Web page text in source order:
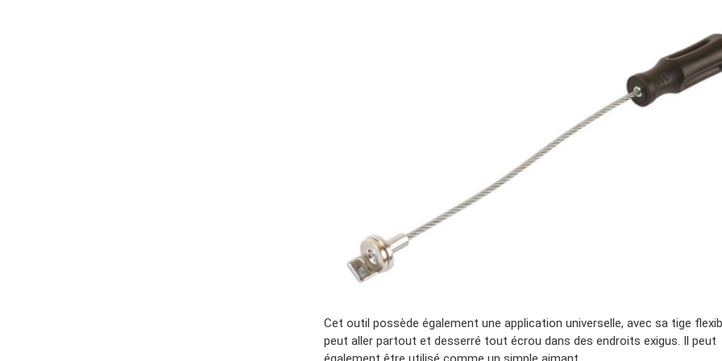
Cet outil possède également une application universelle, avec sa tige
peut aller partout et desserré tout écrou dans des endroits exigus. Il peut